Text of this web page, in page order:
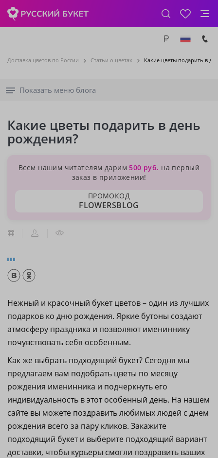
Доставка цветов по России Статьи о цветах Какие цветы подарить в
Показать меню блога
Какие цветы подарить в день
рождения?
Всем нашим читателям дарим500 руб. на первый
заказ в приложении!
ПРОМОКОД
FLOWERSBLOG
Нежный и красочный букет цветов – один из лучших
подарков ко дню рождения. Яркие бутоны создают
атмосферу праздника и позволяют имениннику
почувствовать себя особенным.
Как же выбрать подходящий букет? Сегодня мы
предлагаем вам подобрать цветы по месяцу
рождения именинника и подчеркнуть его
индивидуальность в этот особенный день. На нашем
сайте вы можете поздравить любимых людей с днем
рождения всего за пару кликов. Закажите
подходящий букет и выберите подходящий вариант
доставки, чтобы курьеры смогли поздравить ваших